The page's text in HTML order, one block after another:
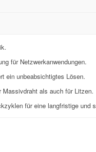
für Netzwerkanwendungen.
ein unbeabsichtigtes Lösen.
als auch für Litzen.
für eine langfristige und